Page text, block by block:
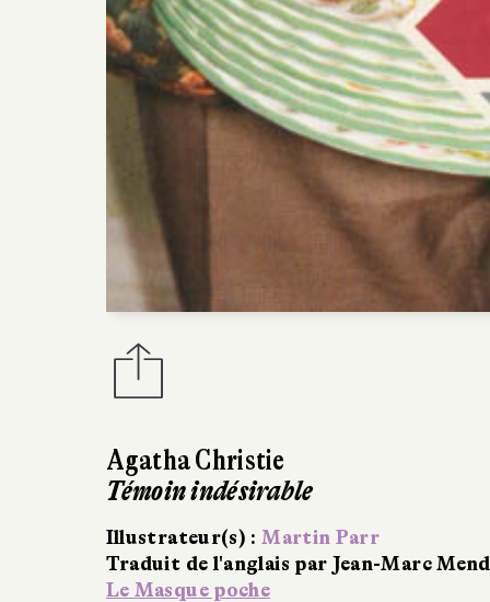
Agatha Christie
La Maison biscornue
Illustrateur(s) :Martin Parr
Traduit de l'anglais par Janine Lévy
Le Masque poche